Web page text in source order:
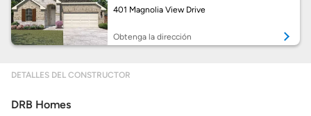
Calcular mi hipoteca
Obtener Aprobación Previa
401 Magnolia View Drive
Obtenga la dirección
DETALLES DEL CONSTRUCTOR
DRB Homes